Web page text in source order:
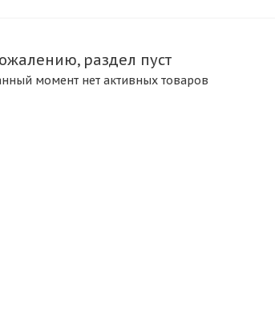
раздел пуст
момент нет активных товаров